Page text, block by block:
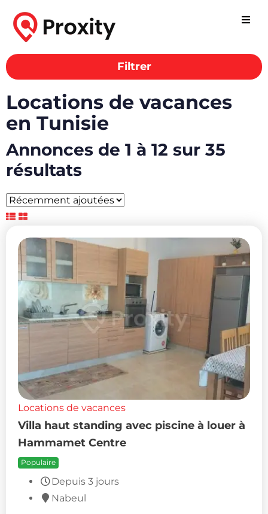
Filtrer
Locations de vacances
en Tunisie
Annonces de 1 à 12 sur 35
résultats
Locations de vacances
Villa haut standing avec piscine à louer à
Hammamet Centre
Populaire
Depuis 3 jours
Nabeul